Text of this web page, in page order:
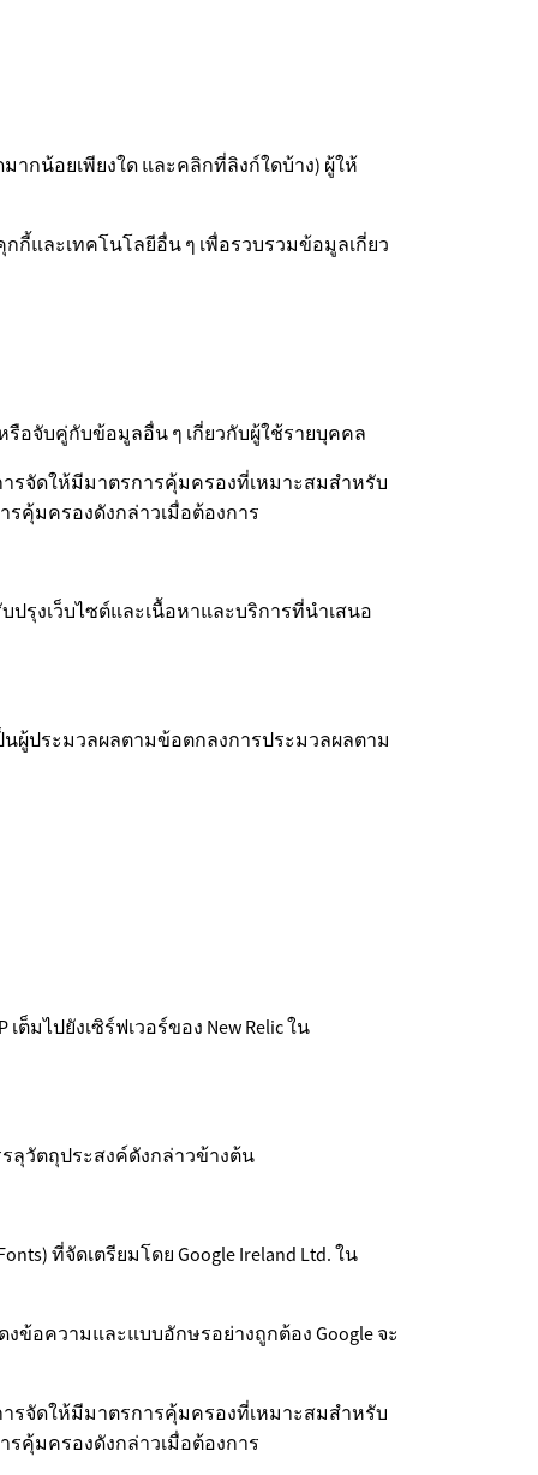
ากน้อยเพียงใด และคลิกที่ลิงก์ใดบ้าง) ผู้ให้
กี้และเทคโนโลยีอื่น ๆ เพื่อรวบรวมข้อมูลเกี่ยว
อจับคู่กับข้อมูลอื่น ๆ เกี่ยวกับผู้ใช้รายบุคคล
รจัดให้มีมาตรการคุ้มครองที่เหมาะสมสำหรับ
คุ้มครองดังกล่าวเมื่อต้องการ
งเว็บไซต์และเนื้อหาและบริการที่นำเสนอ
ป็นผู้ประมวลผลตามข้อตกลงการประมวลผลตาม
มไปยังเซิร์ฟเวอร์ของ New Relic ใน
วัตถุประสงค์ดังกล่าวข้างต้น
ที่จัดเตรียมโดย Google Ireland Ltd. ใน
ข้อความและแบบอักษรอย่างถูกต้อง Google จะ
รจัดให้มีมาตรการคุ้มครองที่เหมาะสมสำหรับ
คุ้มครองดังกล่าวเมื่อต้องการ